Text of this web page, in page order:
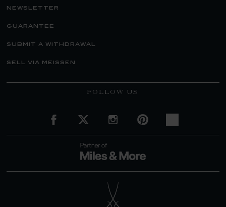
newsletter
guarantee
submit a withdrawal
sell via meissen
FOLLOW US